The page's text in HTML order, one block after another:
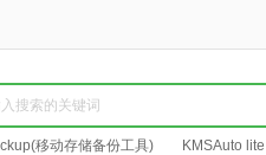
移动存储备份工具) KMSAuto lite